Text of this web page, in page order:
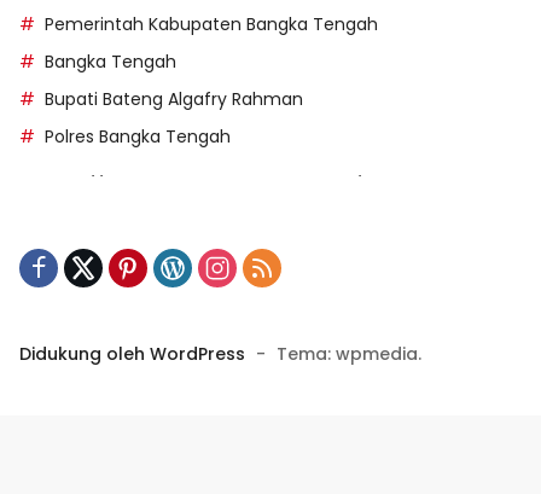
Pemerintah Kabupaten Bangka Tengah
Bangka Tengah
Bupati Bateng Algafry Rahman
Polres Bangka Tengah
https://kecsitim.sitarokab.go.id/
https://ukpbj.natunakab.go.id/
Didukung oleh WordPress - Tema: wpmedia.